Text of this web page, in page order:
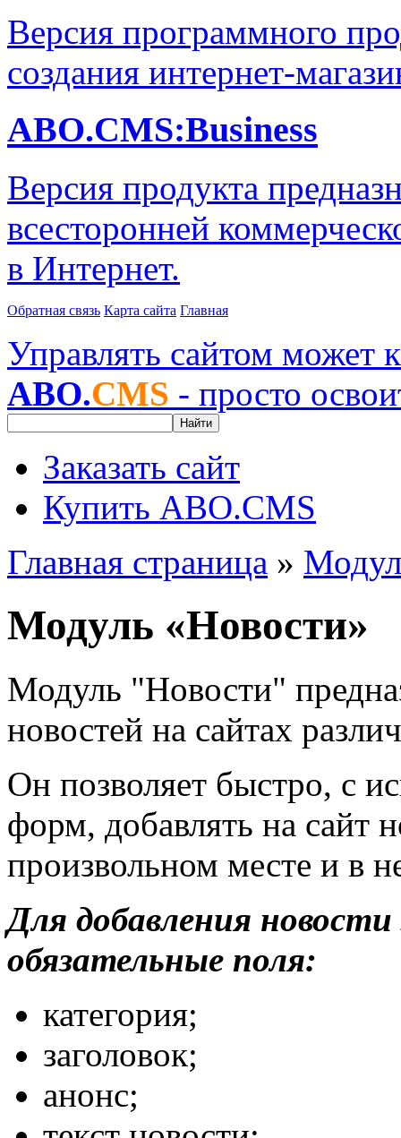
Версия программного
создания интернет-
ABO.CMS:Business
Версия продукта
всесторонней
в Интернет.
Обратная связь Карта сайта Главная
Управлять сайтом может
ABO.CMS - просто
Найти
Заказать сайт
Купить ABO.CMS
Главная страница »
Модуль «Новости»
Модуль "Новости"
новостей на сайтах
Он позволяет быстро, с
форм, добавлять на сайт
произвольном месте и в
Для добавления
обязательные поля:
категория;
заголовок;
анонс;